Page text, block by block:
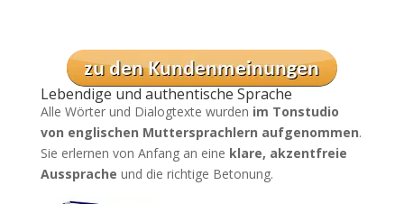
Lebendige und authentische Sprache
Alle Wörter und Dialogtexte wurden im Tonstudio
von englischen Muttersprachlern aufgenommen.
Sie erlernen von Anfang an eine klare, akzentfreie
Aussprache und die richtige Betonung.